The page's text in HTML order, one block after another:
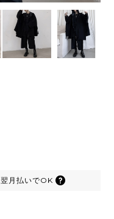
翌月払いでOK